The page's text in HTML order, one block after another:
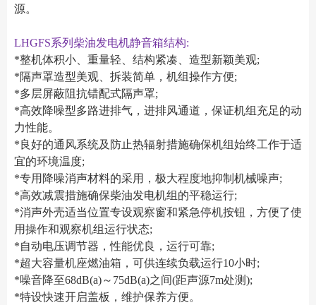
源。
LHGFS系列柴油发电机静音箱结构:
*整机体积小、重量轻、结构紧凑、造型新颖美观;
*隔声罩造型美观、拆装简单，机组操作方便;
*多层屏蔽阻抗错配式隔声罩;
*高效降噪型多路进排气，进排风通道，保证机组充足的动
力性能。
*良好的通风系统及防止热辐射措施确保机组始终工作于适
宜的环境温度;
*专用降噪消声材料的采用，极大程度地抑制机械噪声;
*高效减震措施确保柴油发电机组的平稳运行;
*消声外壳适当位置专设观察窗和紧急停机按钮，方便了使
用操作和观察机组运行状态;
*自动电压调节器，性能优良，运行可靠;
*超大容量机座燃油箱，可供连续负载运行10小时;
*噪音降至68dB(a)～75dB(a)之间(距声源7m处测);
*特设快速开启盖板，维护保养方便。